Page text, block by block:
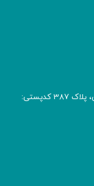
آدرس: پسـتی تهران، خیابان طالقانی، میدان فلسطین، پلاک 387 کدپستی: